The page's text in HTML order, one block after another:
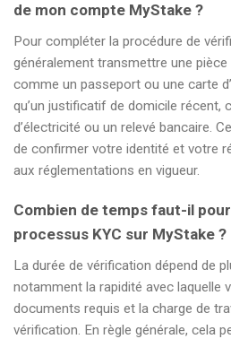
de mon compte MyStake ?
Pour compléter la procédure de
généralement transmettre une pièce
comme un passeport ou une carte
qu’un justificatif de domicile récent,
d’électricité ou un relevé bancaire.
de confirmer votre identité et votre
aux réglementations en vigueur.
Combien de temps faut-il
processus KYC sur MyStake ?
La durée de vérification dépend de
notamment la rapidité avec laquelle
documents requis et la charge de
vérification. En règle générale, cela